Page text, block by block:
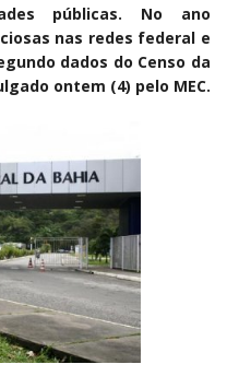
públicas. No ano
nas redes federal e
dados do Censo da
ontem (4) pelo MEC.